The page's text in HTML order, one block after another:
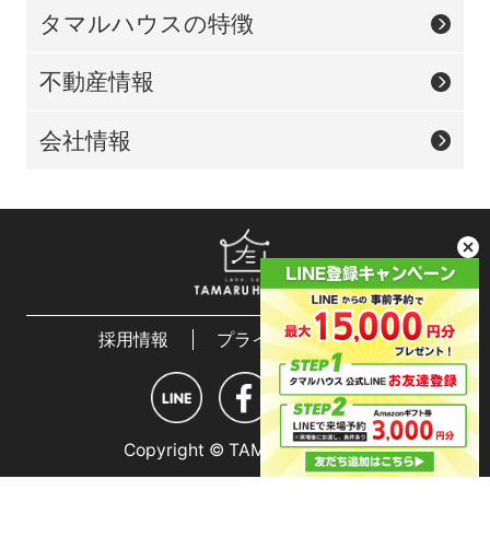
タマルハウスの特徴
不動産情報
会社情報
採用情報 プライバシーポリシー
Copyright © TAMARU HOUSE